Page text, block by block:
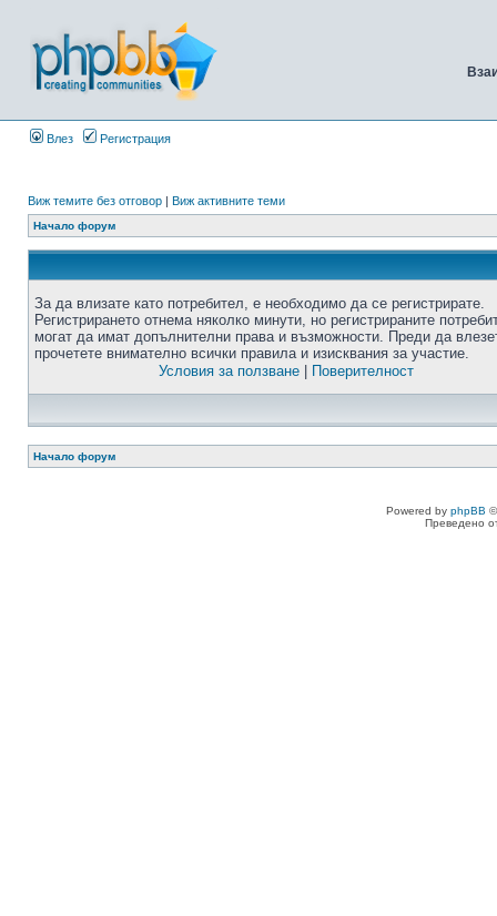
Влез Регистрация
Виж темите без отговор | Виж активните теми
Начало форум
За да влизате като потребител, е необходимо да се регистрирате.
Регистрирането отнема няколко минути, но регистрираните
могат да имат допълнителни права и възможности. Преди да
прочетете внимателно всички правила и изисквания за участие.
Условия за ползване| Поверителност
Начало форум
Powered by phpBB
Преведено